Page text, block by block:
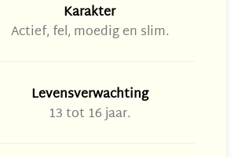
Karakter
Actief, fel, moedig en slim.
Levensverwachting
13 tot 16 jaar.